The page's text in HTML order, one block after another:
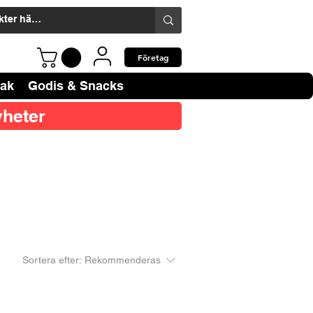
Företag
Godis & Snacks
Sortera efter: Rekommenderas